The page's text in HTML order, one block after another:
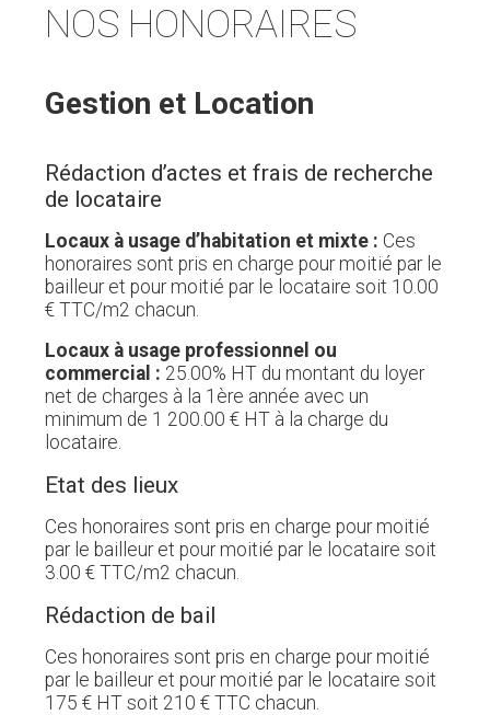
NOS HONORAIRES
Gestion et Location
Rédaction d’actes et frais de recherche
de locataire
Locaux à usage d’habitation et mixte : Ces
honoraires sont pris en charge pour moitié par le
bailleur et pour moitié par le locataire soit 10.00
€ TTC/m2 chacun.
Locaux à usage professionnel ou
commercial : 25.00% HT du montant du loyer
net de charges à la 1ère année avec un
minimum de 1 200.00 € HT à la charge du
locataire.
Etat des lieux
Ces honoraires sont pris en charge pour moitié
par le bailleur et pour moitié par le locataire soit
3.00 € TTC/m2 chacun.
Rédaction de bail
Ces honoraires sont pris en charge pour moitié
par le bailleur et pour moitié par le locataire soit
175 € HT soit 210 € TTC chacun.